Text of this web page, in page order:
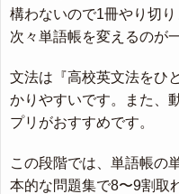
構わないので1冊やり切
次々単語帳を変えるのが
文法は『高校英文法をひ
かりやすいです。また、
プリがおすすめです。
この段階では、単語帳の
本的な問題集で8〜9割取